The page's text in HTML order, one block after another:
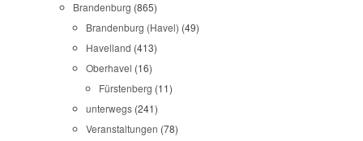
Brandenburg (865)
Brandenburg (Havel) (49)
Havelland (413)
Oberhavel (16)
Fürstenberg (11)
unterwegs (241)
Veranstaltungen (78)